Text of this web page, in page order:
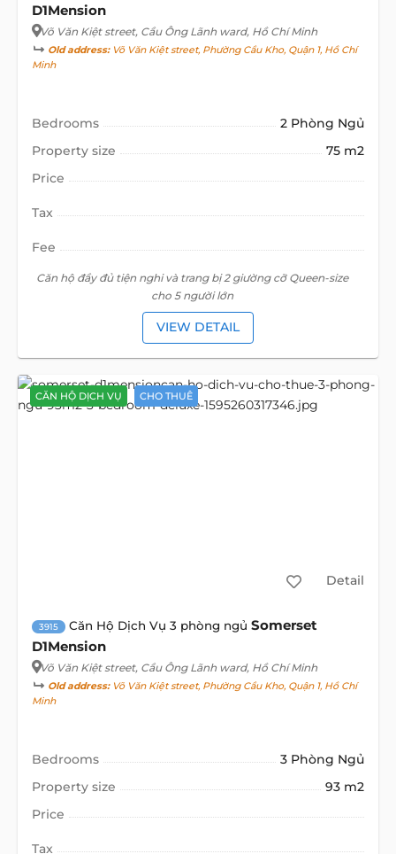
D1Mension
Võ Văn Kiệt street, Cầu Ông Lãnh ward, Hồ Chí Minh
Old address:Võ Văn Kiệt street, Phường Cầu Kho, Quận 1, Hồ Chí
Minh
Bedrooms
2 Phòng Ngủ
Property size
75 m2
Price
Tax
Fee
Căn hộ đầy đủ tiện nghi và trang bị 2 giường cỡ Queen-size
cho 5 người lớn
VIEW DETAIL
CĂN HỘ DỊCH VỤ CHO THUÊ
Detail
3915 Căn Hộ Dịch Vụ 3 phòng ngủ Somerset
D1Mension
Võ Văn Kiệt street, Cầu Ông Lãnh ward, Hồ Chí Minh
Old address:Võ Văn Kiệt street, Phường Cầu Kho, Quận 1, Hồ Chí
Minh
Bedrooms
3 Phòng Ngủ
Property size
93 m2
Price
Tax